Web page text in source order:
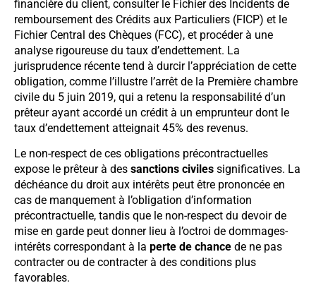
financière du client, consulter le Fichier des Incidents de
remboursement des Crédits aux Particuliers (FICP) et le
Fichier Central des Chèques (FCC), et procéder à une
analyse rigoureuse du taux d’endettement. La
jurisprudence récente tend à durcir l’appréciation de cette
obligation, comme l’illustre l’arrêt de la Première chambre
civile du 5 juin 2019, qui a retenu la responsabilité d’un
prêteur ayant accordé un crédit à un emprunteur dont le
taux d’endettement atteignait 45% des revenus.
Le non-respect de ces obligations précontractuelles
expose le prêteur à des sanctions civiles significatives. La
déchéance du droit aux intérêts peut être prononcée en
cas de manquement à l’obligation d’information
précontractuelle, tandis que le non-respect du devoir de
mise en garde peut donner lieu à l’octroi de dommages-
intérêts correspondant à la perte de chance de ne pas
contracter ou de contracter à des conditions plus
favorables.